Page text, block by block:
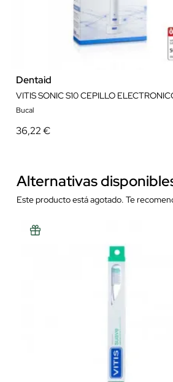
Dentaid
VITIS SONIC S10 CEPILLO
Bucal
36,22 €
Alternativas
Este producto está agotado. Te